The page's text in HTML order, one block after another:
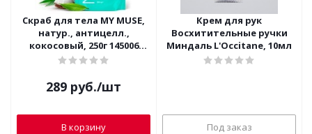
Скраб для тела MY MUSE,
натур., антицелл.,
кокосовый, 250г 145006
(голубой)
289 руб./шт
В корзину
Крем для рук
Восхитительные ручки
Миндаль L'Occitane, 10мл
Под заказ